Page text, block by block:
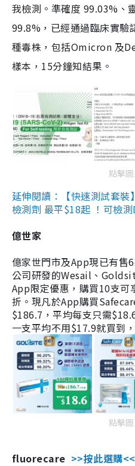
我檢測。準確度 99.03%、
99.8%，已經通過臨床實驗
種毒株，包括Omicron 及
樣本，15分鐘知結果。
點擊
延伸閱讀：【快速測試套
檢測劑 最平$18起 ！可檢
億世家
億家世門市及App現已有售
公司研發的Wesail、
App限定優惠，購買10支可
折。現凡於App購買
$186.7，平均每支只需
一支平均不用$17.9就買到
點擊
fluorecare >>按此選購<<